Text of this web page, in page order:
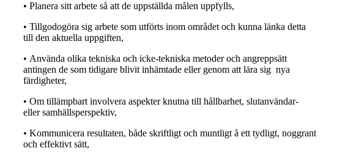
• Planera sitt arbete så att de uppställda målen uppfylls,
• Tillgodogöra sig arbete som utförts inom området och kunna länka detta
till den aktuella uppgiften,
• Använda olika tekniska och icke-tekniska metoder och angreppsätt
antingen de som tidigare blivit inhämtade eller genom att lära sig nya
färdigheter,
• Om tillämpbart involvera aspekter knutna till hållbarhet, slutanvändar-
eller samhällsperspektiv,
• Kommunicera resultaten, både skriftligt och muntligt å ett tydligt, noggrant
och effektivt sätt,